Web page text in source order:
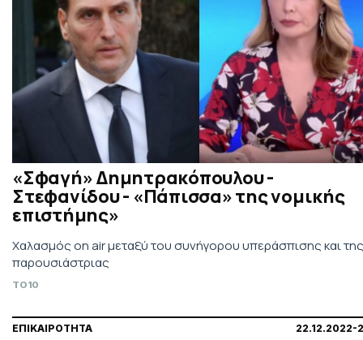
«Σφαγή» Δημητρακόπουλου -
Στεφανίδου - «Πάπισσα» της νομικής
επιστήμης»
Χαλασμός on air μεταξύ του συνήγορου υπεράσπισης και της
παρουσιάστριας
TO10
ΕΠΙΚΑΙΡΟΤΗΤΑ 22.12.2022-